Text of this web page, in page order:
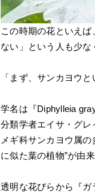
この時期の花といえ
ない」という人も少な
「まず、サンカヨウ
学名は『Diphylleia
分類学者エイサ・グレ
メギ科サンカヨウ属
に似た葉の植物”が由
透明な花びらから『